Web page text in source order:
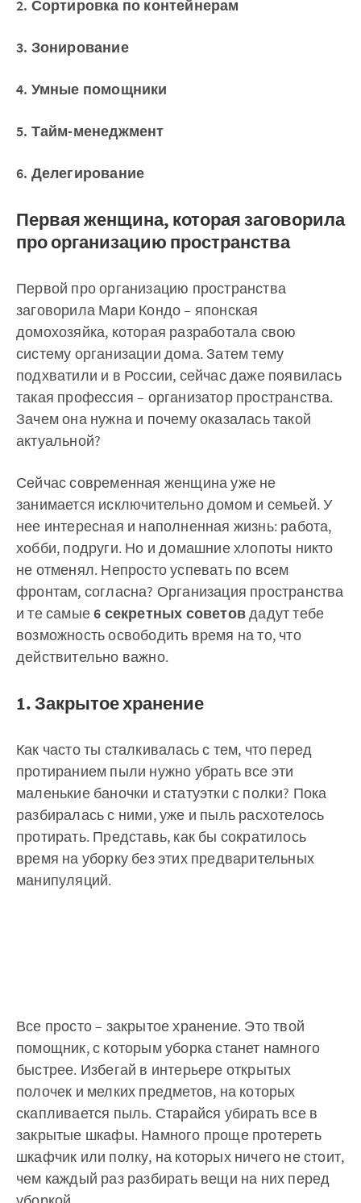
2. Сортировка по контейнерам
3. Зонирование
4. Умные помощники
5. Тайм-менеджмент
6. Делегирование
Первая женщина, которая заговорила
про организацию пространства
Первой про организацию пространства
заговорила Мари Кондо – японская
домохозяйка, которая разработала свою
систему организации дома. Затем тему
подхватили и в России, сейчас даже появилась
такая профессия – организатор пространства.
Зачем она нужна и почему оказалась такой
актуальной?
Сейчас современная женщина уже не
занимается исключительно домом и семьей. У
нее интересная и наполненная жизнь: работа,
хобби, подруги. Но и домашние хлопоты никто
не отменял. Непросто успевать по всем
фронтам, согласна? Организация пространства
и те самые6 секретных советовдадут тебе
возможность освободить время на то, что
действительно важно.
1. Закрытое хранение
Как часто ты сталкивалась с тем, что перед
протиранием пыли нужно убрать все эти
маленькие баночки и статуэтки с полки? Пока
разбиралась с ними, уже и пыль расхотелось
протирать. Представь, как бы сократилось
время на уборку без этих предварительных
манипуляций.
Все просто – закрытое хранение. Это твой
помощник, с которым уборка станет намного
быстрее. Избегай в интерьере открытых
полочек и мелких предметов, на которых
скапливается пыль. Старайся убирать все в
закрытые шкафы. Намного проще протереть
шкафчик или полку, на которых ничего не стоит,
чем каждый раз разбирать вещи на них перед